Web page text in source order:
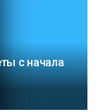
с начала